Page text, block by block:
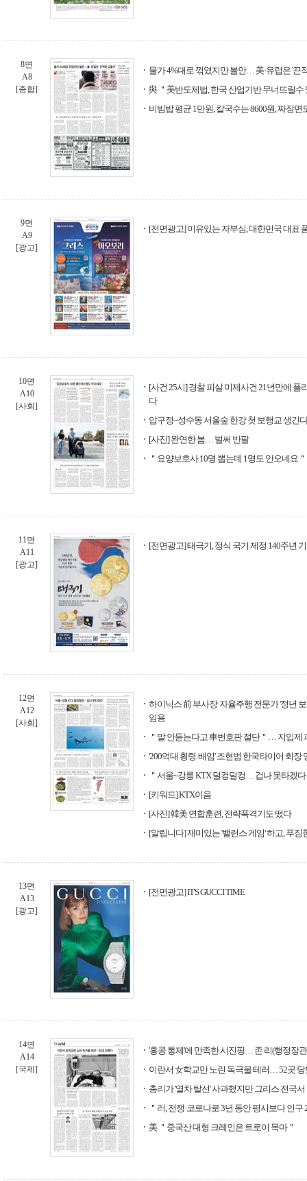
8면
A8
[종합]
물가 4%대로 꺾였지만 불안… 美·유럽은 '끈
與 ＂美반도체법, 한국 산업기반 무너뜨릴
비빔밥 평균 1만원, 칼국수는 8600원, 짜장면
9면
A9
[광고]
[전면광고] 이유있는 자부심, 대한민국 대표
10면
A10
[사회]
[사건 25시] 경찰 피살 미제사건 21년만에
다
압구정~성수동 서울숲 한강 첫 보행교 생긴다
[사진] 완연한 봄… 벌써 반팔
＂요양보호사 10명 뽑는데 1명도 안오네요＂
11면
A11
[광고]
[전면광고] 태극기, 정식 국기 제정 140주년
12면
A12
[사회]
하이닉스 前 부사장·자율주행 전문가 '정년
임용
＂말 안듣는다고 車번호판 절단＂… 지입제
'200억대 횡령·배임' 조현범 한국타이어 회장
＂서울~강릉 KTX 덜컹덜컹… 겁나 못타겠
[키워드] KTX이음
[사진] 韓美 연합훈련, 전략폭격기도 떴다
[알립니다] 재미있는 '밸런스 게임' 하고, 푸짐
13면
A13
[광고]
[전면광고] IT'S GUCCI TIME
14면
A14
[국제]
'홍콩 통제'에 만족한 시진핑… 존 리(행정장
이란서 女학교만 노린 독극물 테러… 52곳
총리가 '열차 탈선' 사과했지만 그리스 전국
＂러, 전쟁·코로나로 3년 동안 평시보다 인구
美 ＂중국산 대형 크레인은 트로이 목마＂